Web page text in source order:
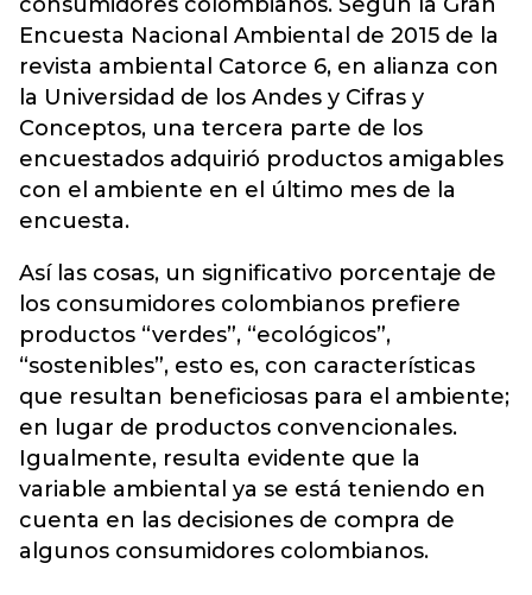
Encuesta Nacional Ambiental de 2015 de la
revista ambiental Catorce 6, en alianza con
la Universidad de los Andes y Cifras y
Conceptos, una tercera parte de los
encuestados adquirió productos amigables
con el ambiente en el último mes de la
encuesta.
Así las cosas, un significativo porcentaje de
los consumidores colombianos prefiere
productos “verdes”, “ecológicos”,
“sostenibles”, esto es, con características
que resultan beneficiosas para el ambiente;
en lugar de productos convencionales.
Igualmente, resulta evidente que la
variable ambiental ya se está teniendo en
cuenta en las decisiones de compra de
algunos consumidores colombianos.